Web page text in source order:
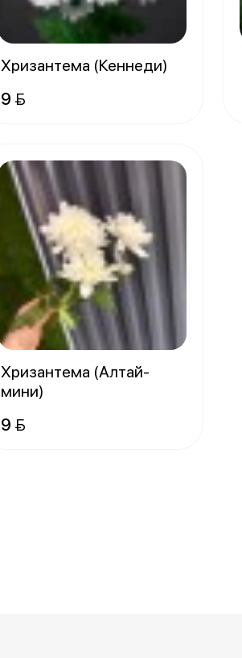
Хризантема (Кеннеди)
9 
Хризантема (Алтай-
мини)
9 